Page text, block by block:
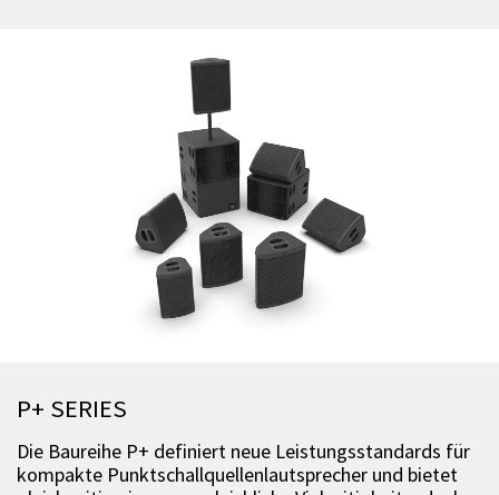
P+ SERIES
Die Baureihe P+ definiert neue Leistungsstandards für
kompakte Punktschallquellenlautsprecher und bietet